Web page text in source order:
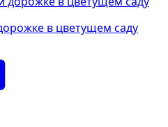
в цветущем саду